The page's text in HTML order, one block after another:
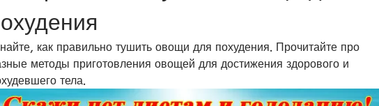
как правильно тушить овощи для похудения. Прочитайте про
методы приготовления овощей для достижения здорового и
тела.